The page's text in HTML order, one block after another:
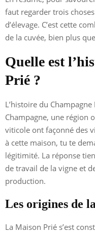
faut regarder trois
d’élevage. C’est cette
de la cuvée, bien plus
Quelle est
Prié ?
L’histoire du
Champagne, une région
viticole ont façonné des
à cette maison, tu te
légitimité. La réponse
de travail de la vigne et
production.
Les origines de
La Maison Prié s’est